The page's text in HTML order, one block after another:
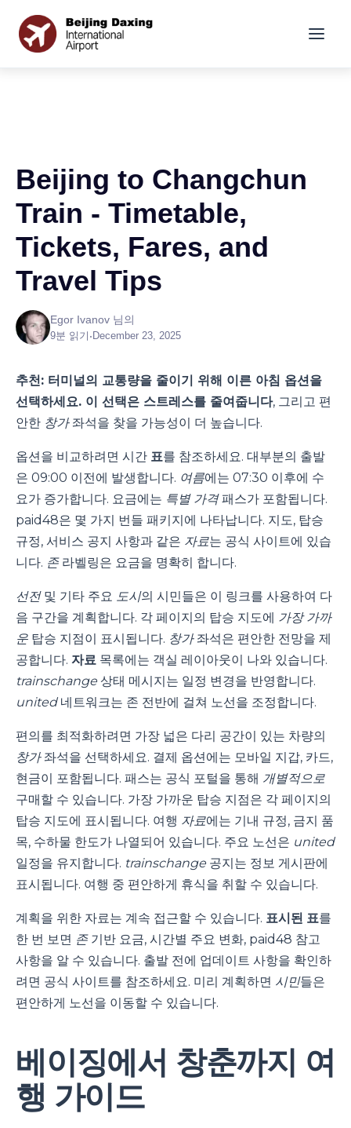
Beijing to Changchun
Train - Timetable,
Tickets, Fares, and
Travel Tips
Egor Ivanov 님의
9분 읽기 •December 23, 2025
추천: 터미널의 교통량을 줄이기 위해 이른 아침 옵션을
선택하세요. 이 선택은 스트레스를 줄여줍니다, 그리고 편
안한 창가좌석을 찾을 가능성이 더 높습니다.
옵션을 비교하려면 시간 표를 참조하세요. 대부분의 출발
은 09:00 이전에 발생합니다. 여름에는 07:30 이후에 수
요가 증가합니다. 요금에는 특별 가격패스가 포함됩니다.
paid48은 몇 가지 번들 패키지에 나타납니다. 지도, 탑승
규정, 서비스 공지 사항과 같은 자료는 공식 사이트에 있습
니다. 존라벨링은 요금을 명확히 합니다.
선전및 기타 주요 도시의 시민들은 이 링크를 사용하여 다
음 구간을 계획합니다. 각 페이지의 탑승 지도에 가장 가까
운 탑승 지점이 표시됩니다. 창가좌석은 편안한 전망을 제
공합니다. 자료 목록에는 객실 레이아웃이 나와 있습니다.
trainschange 상태 메시지는 일정 변경을 반영합니다.
united네트워크는 존 전반에 걸쳐 노선을 조정합니다.
편의를 최적화하려면 가장 넓은 다리 공간이 있는 차량의
창가좌석을 선택하세요. 결제 옵션에는 모바일 지갑, 카드,
현금이 포함됩니다. 패스는 공식 포털을 통해 개별적으로
구매할 수 있습니다. 가장 가까운 탑승 지점은 각 페이지의
탑승 지도에 표시됩니다. 여행 자료에는 기내 규정, 금지 품
목, 수하물 한도가 나열되어 있습니다. 주요 노선은 united
일정을 유지합니다. trainschange 공지는 정보 게시판에
표시됩니다. 여행 중 편안하게 휴식을 취할 수 있습니다.
계획을 위한 자료는 계속 접근할 수 있습니다. 표시된 표를
한 번 보면 존기반 요금, 시간별 주요 변화, paid48 참고
사항을 알 수 있습니다. 출발 전에 업데이트 사항을 확인하
려면 공식 사이트를 참조하세요. 미리 계획하면 시민들은
편안하게 노선을 이동할 수 있습니다.
베이징에서 창춘까지 여
행 가이드